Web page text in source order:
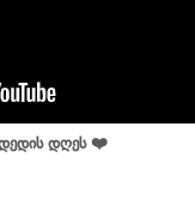
დღეს ❤️